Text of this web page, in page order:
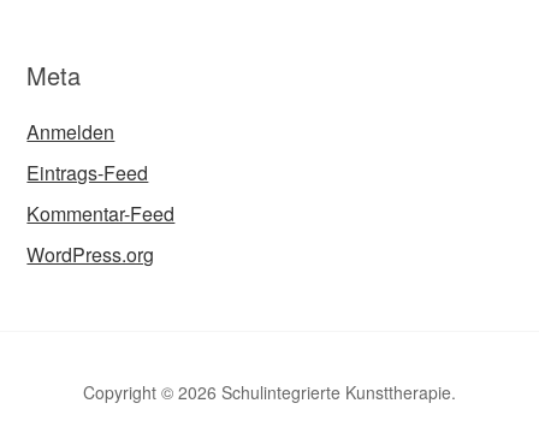
Meta
Anmelden
Eintrags-Feed
Kommentar-Feed
WordPress.org
Copyright © 2026 Schulintegrierte Kunsttherapie.